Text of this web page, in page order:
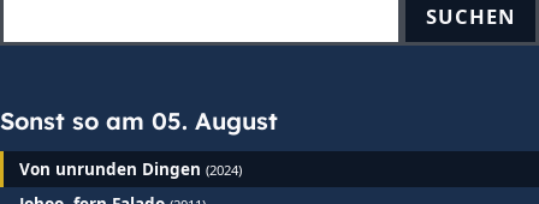
SUCHEN
Sonst so am 05. August
Von unrunden Dingen (2024)